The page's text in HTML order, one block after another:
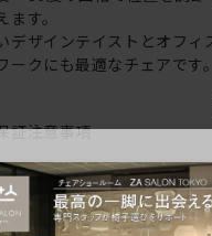
す。
デザインテイストとオフィ
ークにも最適なチェアです。
証注意事項